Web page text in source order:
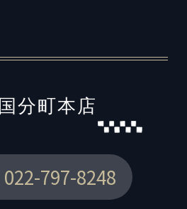
国分町本店
022-797-8248